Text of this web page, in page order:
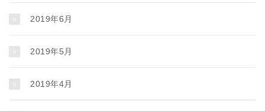
2019年6月
2019年5月
2019年4月